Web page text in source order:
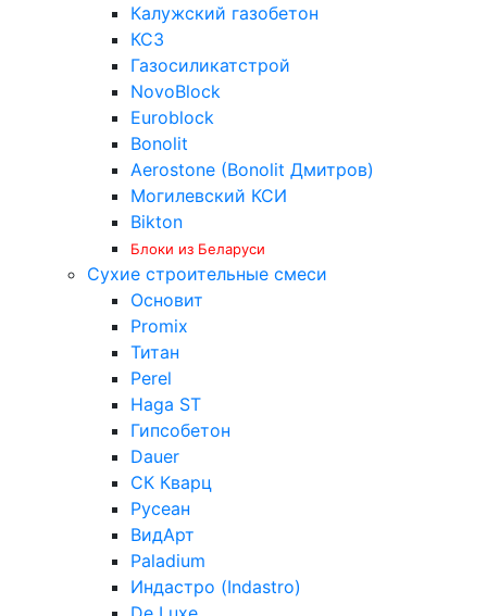
Калужский газобетон
КСЗ
Газосиликатстрой
NovoBlock
Euroblock
Bonolit
Aerostone (Bonolit Дмитров)
Могилевский КСИ
Bikton
Блоки из Беларуси
Сухие строительные смеси
Основит
Promix
Титан
Perel
Haga ST
Гипсобетон
Dauer
СК Кварц
Русеан
ВидАрт
Paladium
Индастро (Indastro)